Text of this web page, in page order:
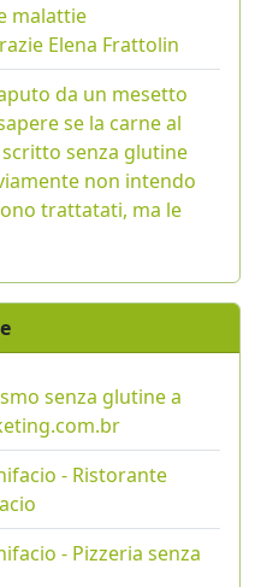
malattie
Elena Frattolin
da un mesetto
se la carne al
senza glutine
non intendo
trattatati, ma le
senza glutine a
- Ristorante
- Pizzeria senza